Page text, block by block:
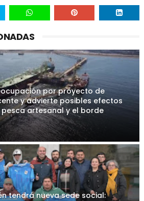
por proyecto de
y advierte posibles efectos
pesca artesanal y el borde
tendrá nueva sede social: